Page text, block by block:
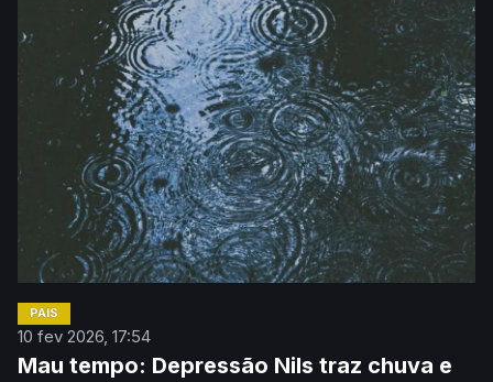
PAÍS
10 fev 2026, 17:54
Mau tempo: Depressão Nils traz chuva e